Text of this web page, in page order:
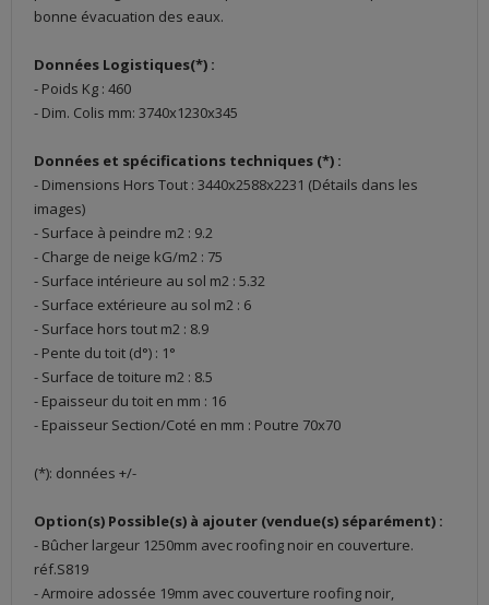
bonne évacuation des eaux.
Données Logistiques(*) :
- Poids Kg : 460
- Dim. Colis mm: 3740x1230x345
Données et spécifications techniques (*) :
- Dimensions Hors Tout : 3440x2588x2231 (Détails dans les
images)
- Surface à peindre m2 : 9.2
- Charge de neige kG/m2 : 75
- Surface intérieure au sol m2 : 5.32
- Surface extérieure au sol m2 : 6
- Surface hors tout m2 : 8.9
- Pente du toit (d°) : 1°
- Surface de toiture m2 : 8.5
- Epaisseur du toit en mm : 16
- Epaisseur Section/Coté en mm : Poutre 70x70
(*): données +/-
Option(s) Possible(s) à ajouter (vendue(s) séparément) :
- Bûcher largeur 1250mm avec roofing noir en couverture.
réf.S819
- Armoire adossée 19mm avec couverture roofing noir,